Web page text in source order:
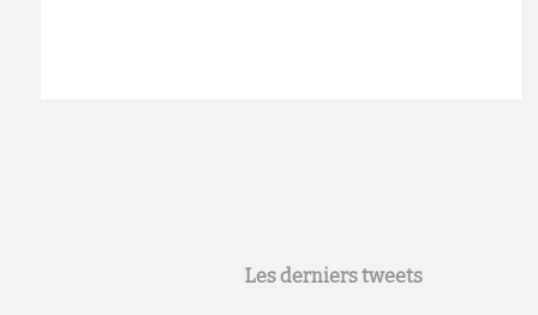
Les derniers tweets